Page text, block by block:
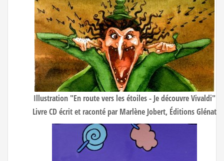
Illustration "En route vers les étoiles - Je découvre Vivaldi"
Livre CD écrit et raconté par Marlène Jobert, Éditions Glénat